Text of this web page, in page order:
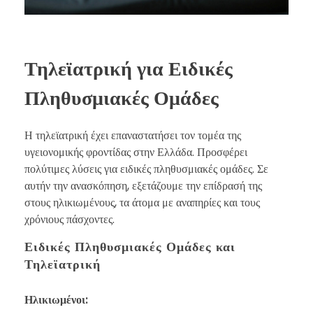
Τηλεϊατρική για Ειδικές
Πληθυσμιακές Ομάδες
Η τηλεϊατρική έχει επαναστατήσει τον τομέα της
υγειονομικής φροντίδας στην Ελλάδα. Προσφέρει
πολύτιμες λύσεις για ειδικές πληθυσμιακές ομάδες. Σε
αυτήν την ανασκόπηση, εξετάζουμε την επίδρασή της
στους ηλικιωμένους, τα άτομα με αναπηρίες και τους
χρόνιους πάσχοντες.
Ειδικές Πληθυσμιακές Ομάδες και
Τηλεϊατρική
Ηλικιωμένοι: